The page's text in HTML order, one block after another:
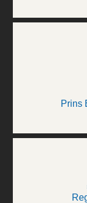
Prins